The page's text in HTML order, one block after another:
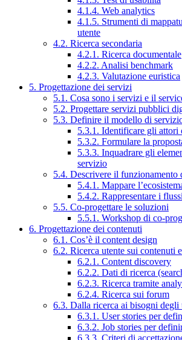
4.1.4. Web analytics
4.1.5. Strumenti di
utente
4.2. Ricerca secondaria
4.2.1. Ricerca documentale
4.2.2. Analisi benchmark
4.2.3. Valutazione euristica
5. Progettazione dei servizi
5.1. Cosa sono i servizi e il
5.2. Progettare servizi pubblici
5.3. Definire il modello di
5.3.1. Identificare gli attori
5.3.2. Formulare la
5.3.3. Inquadrare gli
servizio
5.4. Descrivere il funzionamento
5.4.1. Mappare
5.4.2. Rappresentare i
5.5. Co-progettare le soluzioni
5.5.1. Workshop di co-
6. Progettazione dei contenuti
6.1. Cos’è il content design
6.2. Ricerca utente sui contenuti
6.2.1. Content discovery
6.2.2. Dati di ricerca
6.2.3. Ricerca tramite
6.2.4. Ricerca sui forum
6.3. Dalla ricerca ai bisogni degli
6.3.1. User stories per
6.3.2. Job stories per
6.3.3. Criteri di